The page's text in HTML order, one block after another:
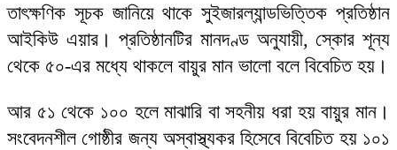
তাৎক্ষণিক সূচক জানিয়ে থাকে সুইজারল্যান্ডভিত্তিক প্রতিষ্ঠান
আইকিউ এয়ার। প্রতিষ্ঠানটির মানদণ্ড অনুযায়ী, স্কোর শূন্য
থেকে ৫০-এর মধ্যে থাকলে বায়ুর মান ভালো বলে বিবেচিত হয়।
আর ৫১ থেকে ১০০ হলে মাঝারি বা সহনীয় ধরা হয় বায়ুর মান।
সংবেদনশীল গোষ্ঠীর জন্য অস্বাস্থ্যকর হিসেবে বিবেচিত হয় ১০১